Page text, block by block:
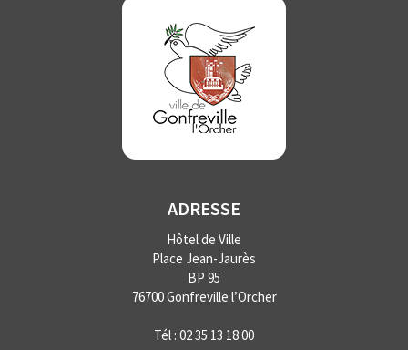
ADRESSE
Hôtel de Ville
Place Jean-Jaurès
BP 95
76700 Gonfreville l’Orcher
Tél : 02 35 13 18 00